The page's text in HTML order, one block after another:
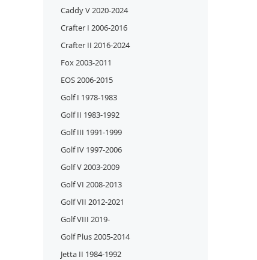
Caddy V 2020-2024
Crafter I 2006-2016
Crafter II 2016-2024
Fox 2003-2011
EOS 2006-2015
Golf I 1978-1983
Golf II 1983-1992
Golf III 1991-1999
Golf IV 1997-2006
Golf V 2003-2009
Golf VI 2008-2013
Golf VII 2012-2021
Golf VIII 2019-
Golf Plus 2005-2014
Jetta II 1984-1992